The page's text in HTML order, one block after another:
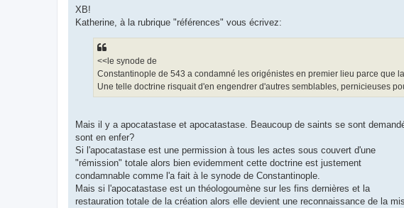
XB!
Katherine, à la rubrique "références" vous écrivez:
<<le synode de
Constantinople de 543 a condamné les origénistes en premier lieu parce que
Une telle doctrine risquait d'en engendrer d'autres semblables, pernicieuses
Mais il y a apocatastase et apocatastase. Beaucoup de saints se sont
sont en enfer?
Si l'apocatastase est une permission à tous les actes sous couvert d'une
"rémission" totale alors bien evidemment cette doctrine est justement
condamnable comme l'a fait à le synode de Constantinople.
Mais si l'apocatastase est un théologoumène sur les fins dernières et la
restauration totale de la création alors elle devient une reconnaissance de la